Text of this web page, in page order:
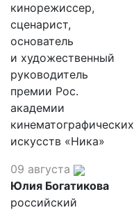
кинорежиссер,
сценарист,
основатель
и художественный
руководитель
премии Рос.
академии
кинематографических
искусств «Ника»
09 августа
Юлия Богатикова
российский